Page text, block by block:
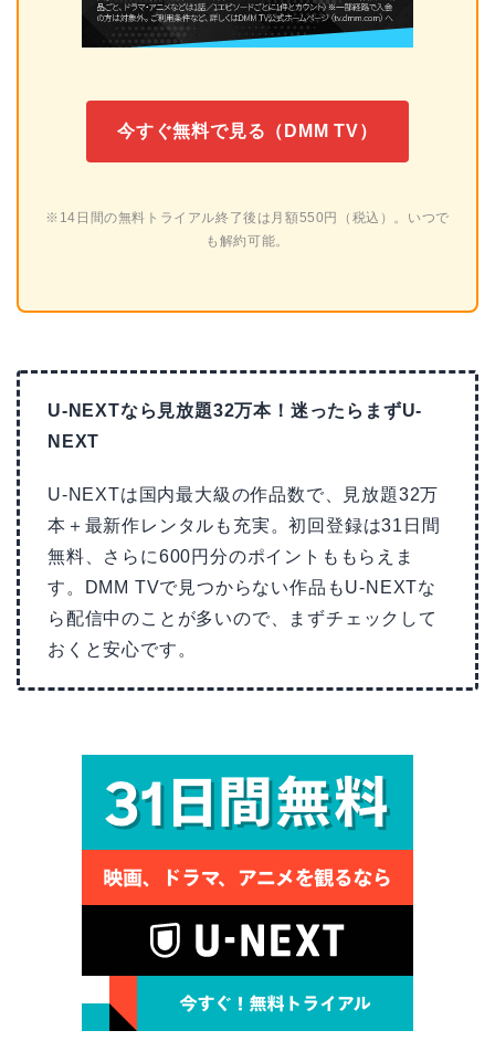
今すぐ無料で見る（DMM TV）
※14日間の無料トライアル終了後は月額550円（税込）。いつで
も解約可能。
U-NEXTなら見放題32万本！迷ったらまずU-
NEXT
U-NEXTは国内最大級の作品数で、見放題32万
本＋最新作レンタルも充実。初回登録は31日間
無料、さらに600円分のポイントももらえま
す。DMM TVで見つからない作品もU-NEXTな
ら配信中のことが多いので、まずチェックして
おくと安心です。